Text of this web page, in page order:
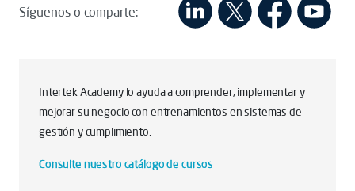
Síguenos o comparte:
Intertek Academy lo ayuda a comprender, implementar y
mejorar su negocio con entrenamientos en sistemas de
gestión y cumplimiento.
Consulte nuestro catálogo de cursos